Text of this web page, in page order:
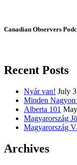
Canadian Observers
Recent Posts
Nyár van! July
Minden
Alberta 101
Magyarország
Magyarország
Archives